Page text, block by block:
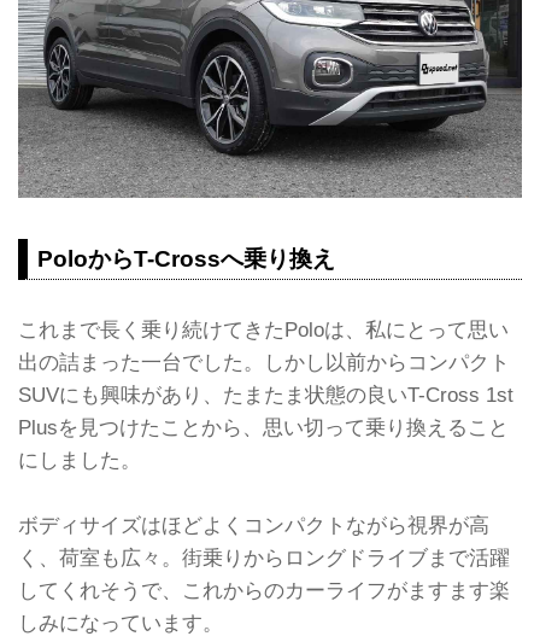
PoloからT-Crossへ乗り換え
これまで長く乗り続けてきたPoloは、私にとって思い
出の詰まった一台でした。しかし以前からコンパクト
SUVにも興味があり、たまたま状態の良いT-Cross 1st
Plusを見つけたことから、思い切って乗り換えること
にしました。
ボディサイズはほどよくコンパクトながら視界が高
く、荷室も広々。街乗りからロングドライブまで活躍
してくれそうで、これからのカーライフがますます楽
しみになっています。